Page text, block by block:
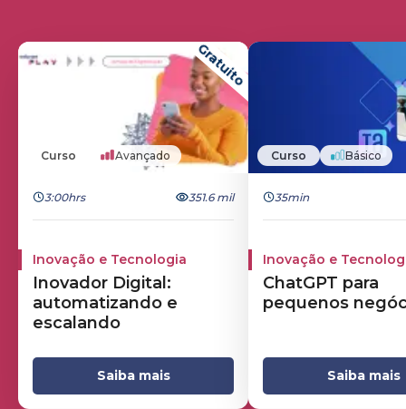
Gratuito
Curso Avançado
3:00hrs 351.6 mil
Inovação e Tecnologia
Inovador Digital:
automatizando e
escalando
Saiba mais
Curso Básico
35min
Inovação e
ChatGPT para
pequenos
Saiba mais